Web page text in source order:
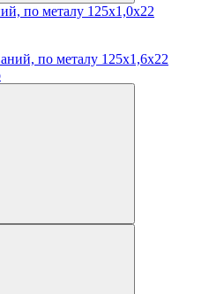
по металу 125х1,0х22